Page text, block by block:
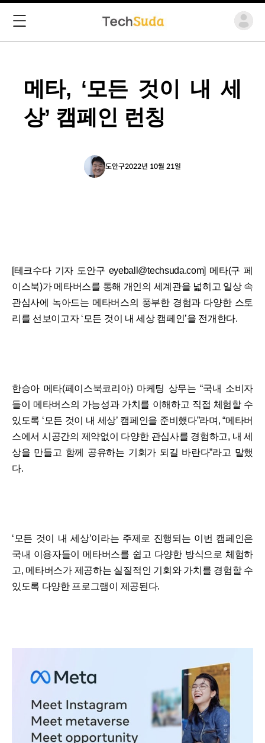
메타, ‘모든 것이 내 세
상’ 캠페인 런칭
도안구2022년 10월 21일
[테크수다 기자 도안구 eyeball@techsuda.com] 메타(구 페
이스북)가 메타버스를 통해 개인의 세계관을 넓히고 일상 속
관심사에 녹아드는 메타버스의 풍부한 경험과 다양한 스토
리를 선보이고자 ‘모든 것이 내 세상 캠페인’을 전개한다.
한승아 메타(페이스북코리아) 마케팅 상무는 “국내 소비자
들이 메타버스의 가능성과 가치를 이해하고 직접 체험할 수
있도록 ‘모든 것이 내 세상’ 캠페인을 준비했다”라며, “메타버
스에서 시공간의 제약없이 다양한 관심사를 경험하고, 내 세
상을 만들고 함께 공유하는 기회가 되길 바란다”라고 말했
다.
‘모든 것이 내 세상’이라는 주제로 진행되는 이번 캠페인은
국내 이용자들이 메타버스를 쉽고 다양한 방식으로 체험하
고, 메타버스가 제공하는 실질적인 기회와 가치를 경험할 수
있도록 다양한 프로그램이 제공된다.